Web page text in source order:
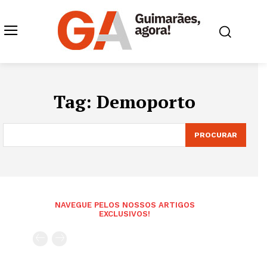
Tag: Demoporto
PROCURAR
NAVEGUE PELOS NOSSOS ARTIGOS
EXCLUSIVOS!